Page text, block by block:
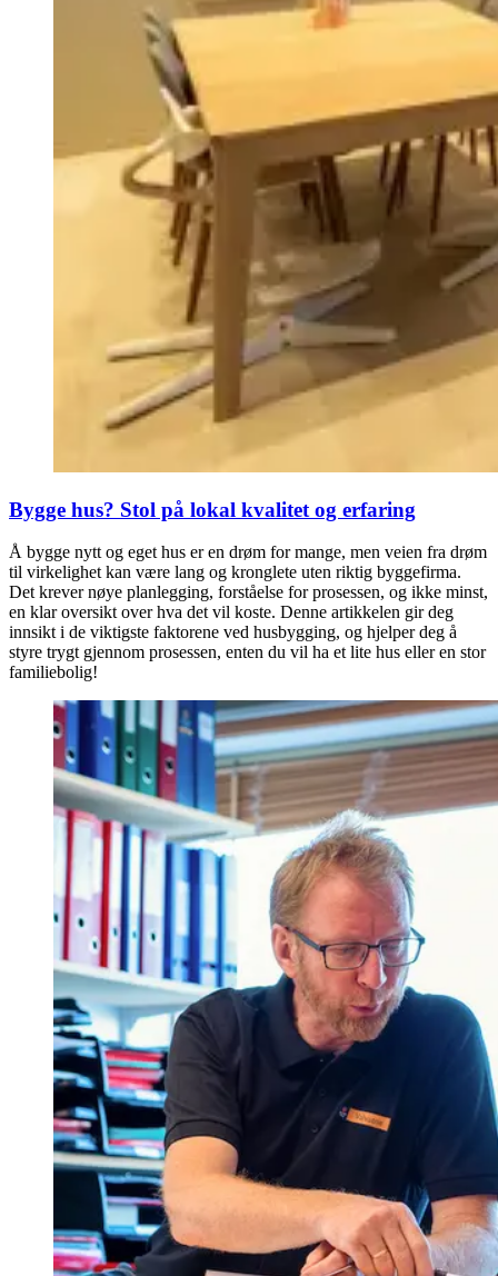
Bygge hus? Stol på lokal kvalitet og erfaring
Å bygge nytt og eget hus er en drøm for mange, men veien fra drøm
til virkelighet kan være lang og kronglete uten riktig byggefirma.
Det krever nøye planlegging, forståelse for prosessen, og ikke minst,
en klar oversikt over hva det vil koste. Denne artikkelen gir deg
innsikt i de viktigste faktorene ved husbygging, og hjelper deg å
styre trygt gjennom prosessen, enten du vil ha et lite hus eller en stor
familiebolig!